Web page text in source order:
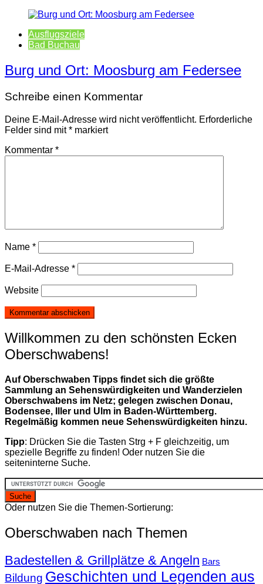
Ausflugsziele
Bad Buchau
Burg und Ort: Moosburg am Federsee
Schreibe einen Kommentar
Deine E-Mail-Adresse wird nicht veröffentlicht. Erforderliche
Felder sind mit* markiert
Kommentar *
Name *
E-Mail-Adresse *
Website
Willkommen zu den schönsten Ecken
Oberschwabens!
Auf Oberschwaben Tipps findet sich die größte
Sammlung an Sehenswürdigkeiten und Wanderzielen
Oberschwabens im Netz; gelegen zwischen Donau,
Bodensee, Iller und Ulm in Baden-Württemberg.
Regelmäßig kommen neue Sehenswürdigkeiten hinzu.
Tipp: Drücken Sie die Tasten Strg + F gleichzeitig, um
spezielle Begriffe zu finden! Oder nutzen Sie die
seiteninterne Suche.
Oder nutzen Sie die Themen-Sortierung:
Oberschwaben nach Themen
Badestellen & Grillplätze & Angeln Bars
Bildung Geschichten und Legenden aus